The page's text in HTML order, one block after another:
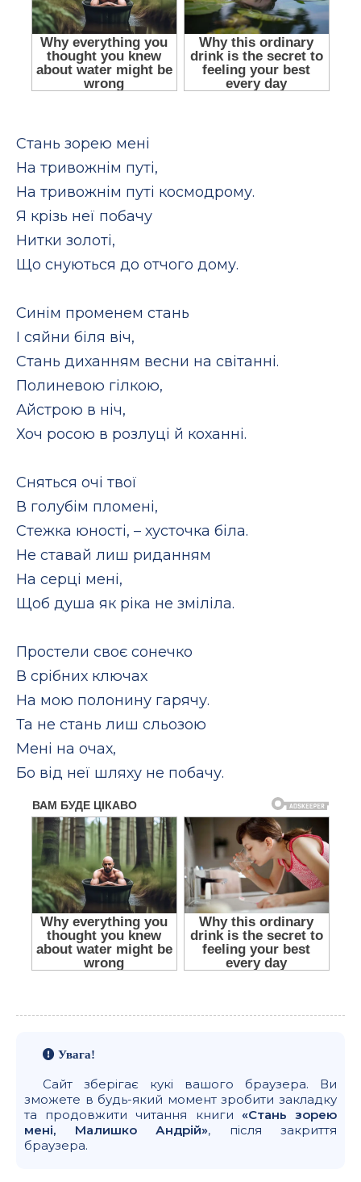
Стань зорею мені
На тривожнім путі,
На тривожнім путі космодрому.
Я крізь неї побачу
Нитки золоті,
Що снуються до отчого дому.
Синім променем стань
І сяйни біля віч,
Стань диханням весни на світанні.
Полиневою гілкою,
Айстрою в ніч,
Хоч росою в розлуці й коханні.
Сняться очі твої
В голубім пломені,
Стежка юності, – хусточка біла.
Не ставай лиш риданням
На серці мені,
Щоб душа як ріка не зміліла.
Простели своє сонечко
В срібних ключах
На мою полонину гарячу.
Та не стань лиш сльозою
Мені на очах,
Бо від неї шляху не побачу.
Увага!
Сайт зберігає кукі вашого браузера. Ви
зможете в будь-який момент зробити закладку
та продовжити читання книги «Стань зорею
мені, Малишко Андрій», після закриття
браузера.